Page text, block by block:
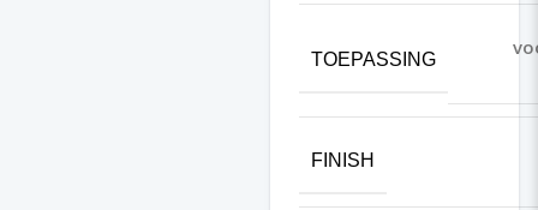
TOEPASSING
FINISH